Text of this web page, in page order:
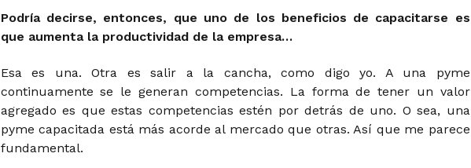
Podría decirse, entonces, que uno de los beneficios de capacitarse es
que aumenta la productividad de la empresa…
Esa es una. Otra es salir a la cancha, como digo yo. A una pyme
continuamente se le generan competencias. La forma de tener un valor
agregado es que estas competencias estén por detrás de uno. O sea, una
pyme capacitada está más acorde al mercado que otras. Así que me parece
fundamental.